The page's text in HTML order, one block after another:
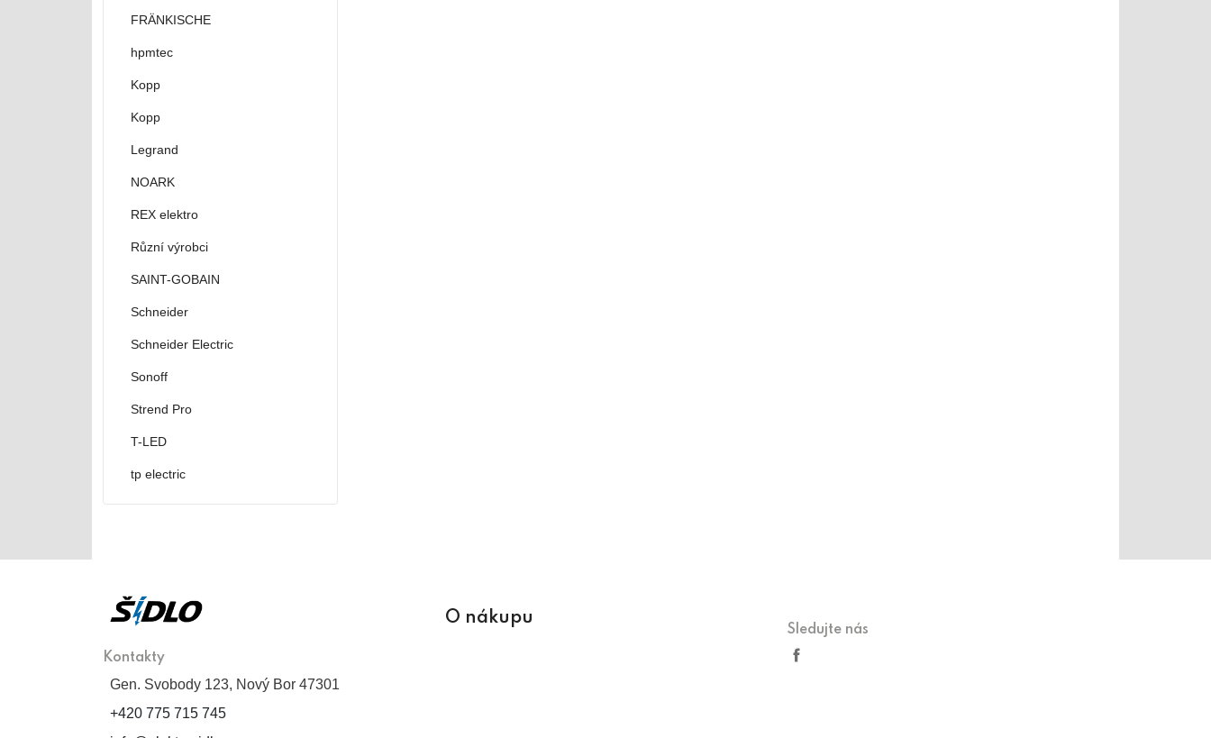
FRÄNKISCHE
hpmtec
Kopp
Kopp
Legrand
NOARK
REX elektro
Různí výrobci
SAINT-GOBAIN
Schneider
Schneider Electric
Sonoff
Strend Pro
T-LED
tp electric
Kontakty
Gen. Svobody 123, Nový Bor 47301
+420 775 715 745
O nákupu
Sledujte nás